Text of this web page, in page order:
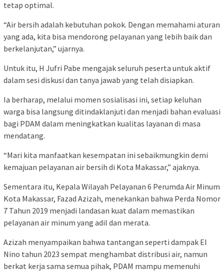
tetap optimal.
“Air bersih adalah kebutuhan pokok. Dengan memahami aturan
yang ada, kita bisa mendorong pelayanan yang lebih baik dan
berkelanjutan,” ujarnya.
Untuk itu, H Jufri Pabe mengajak seluruh peserta untuk aktif
dalam sesi diskusi dan tanya jawab yang telah disiapkan.
Ia berharap, melalui momen sosialisasi ini, setiap keluhan
warga bisa langsung ditindaklanjuti dan menjadi bahan evaluasi
bagi PDAM dalam meningkatkan kualitas layanan di masa
mendatang.
“Mari kita manfaatkan kesempatan ini sebaikmungkin demi
kemajuan pelayanan air bersih di Kota Makassar,” ajaknya.
Sementara itu, Kepala Wilayah Pelayanan 6 Perumda Air Minum
Kota Makassar, Fazad Azizah, menekankan bahwa Perda Nomor
7 Tahun 2019 menjadi landasan kuat dalam memastikan
pelayanan air minum yang adil dan merata.
Azizah menyampaikan bahwa tantangan seperti dampak El
Nino tahun 2023 sempat menghambat distribusi air, namun
berkat kerja sama semua pihak, PDAM mampu memenuhi